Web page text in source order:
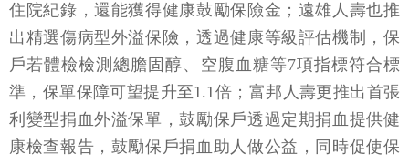
住院紀錄，還能獲得健康鼓勵保險金；遠雄人壽也推
出精選傷病型外溢保險，透過健康等級評估機制，保
戶若體檢檢測總膽固醇、空腹血糖等7項指標符合標
準，保單保障可望提升至1.1倍；富邦人壽更推出首張
利變型捐血外溢保單，鼓勵保戶透過定期捐血提供健
康檢查報告，鼓勵保戶捐血助人做公益，同時促使保